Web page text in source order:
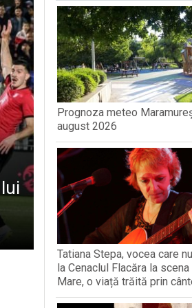
și amintiri
dedicat marelui voievod, la
stres, iar una dezvoltă
orașul dintr-o perspectivă
Prognoza meteo
august 2026
Tatiana Stepa, vocea care
la Cenaclul Flacăra la
Mare, o viață trăită prin